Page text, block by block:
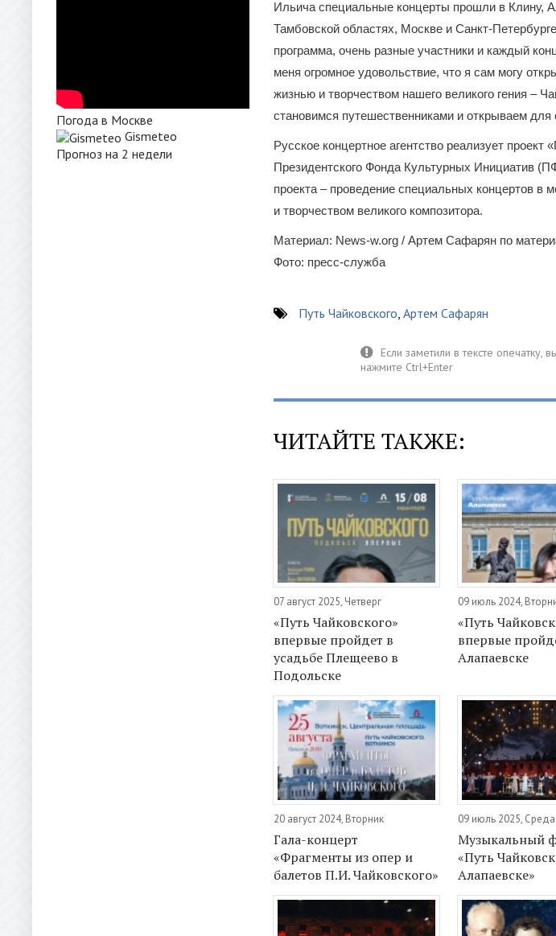
Погода в Москве
Gismeteo
Прогноз на 2 недели
Ильича специальные концерты прошли в Клину,
Тамбовской областях, Москве и Санкт-
программа, очень разные участники и каждый
меня огромное удовольствие, что я сам могу
жизнью и творчеством нашего великого гения –
становимся путешественниками и открываем
Русское концертное агентство реализует проект
Президентского Фонда Культурных Инициатив
проекта – проведение специальных концертов в
и творчеством великого композитора.
Материал: News-w.org / Артем Сафарян по
Фото: пресс-служба
Путь Чайковского, Артем Сафарян
ЧИТАЙТЕ ТАКЖЕ:
07 август 2025, Четверг
«Путь Чайковского»
впервые пройдет в
усадьбе Плещеево в
Подольске
09 июль 2024,
«Путь
впервые
Алапаевске
20 август 2024, Вторник
Гала-концерт
«Фрагменты из опер и
балетов П.И. Чайковского»
09 июль 2025, Среда
Музыкальный
«Путь
Алапаевске»